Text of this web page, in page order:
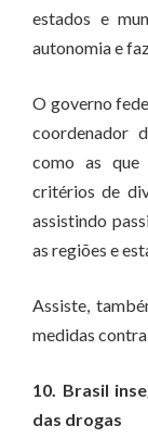
estados e
autonomia e
O governo
coordenador
como as que
critérios de
assistindo
as regiões e
Assiste,
medidas contra
10. Brasil
das drogas